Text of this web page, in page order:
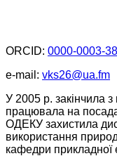
ORCID: 0000-0003-
e-mail: vks26@ua.fm
У 2005 р. закінчила
працювала на
ОДЕКУ захистила
використання
кафедри прикладної